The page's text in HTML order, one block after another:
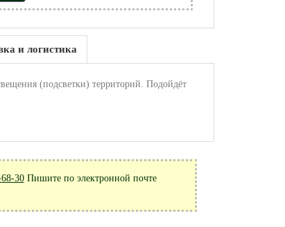
и логистика
(подсветки) территорий. Подойдёт
30Пишите по электронной почте